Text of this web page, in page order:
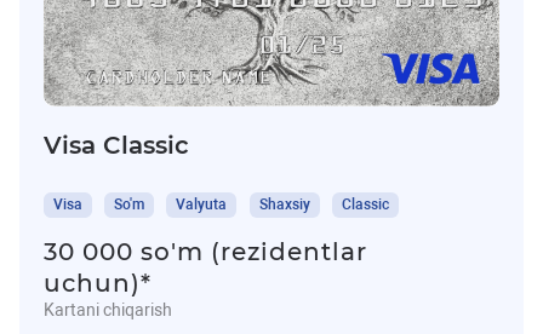
Visa Classic
Visa So'm Valyuta Shaxsiy Classic
30 000 so'm (rezidentlar
uchun)*
Kartani chiqarish